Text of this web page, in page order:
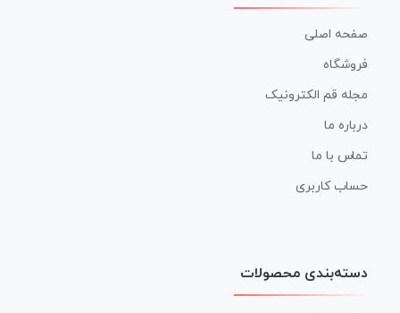
صفحه اصلی
فروشگاه
مجله قم الکترونیک
درباره ما
تماس با ما
حساب کاربری
دسته‌بندی محصولات